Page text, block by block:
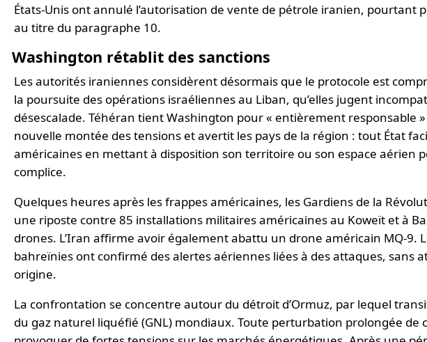
États-Unis ont annulé l’autorisation de vente de pétrole iranien, pourtant
au titre du paragraphe 10.
Washington rétablit des sanctions
Les autorités iraniennes considèrent désormais que le protocole est
la poursuite des opérations israéliennes au Liban, qu’elles jugent
désescalade. Téhéran tient Washington pour « entièrement responsable
nouvelle montée des tensions et avertit les pays de la région : tout État
américaines en mettant à disposition son territoire ou son espace aérien
complice.
Quelques heures après les frappes américaines, les Gardiens de la
une riposte contre 85 installations militaires américaines au Koweït et à
drones. L’Iran affirme avoir également abattu un drone américain MQ-9.
bahreïnies ont confirmé des alertes aériennes liées à des attaques, sans
origine.
La confrontation se concentre autour du détroit d’Ormuz, par lequel
du gaz naturel liquéfié (GNL) mondiaux. Toute perturbation prolongée